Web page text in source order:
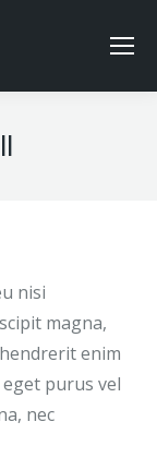
nisi
magna,
enim
purus vel
nec